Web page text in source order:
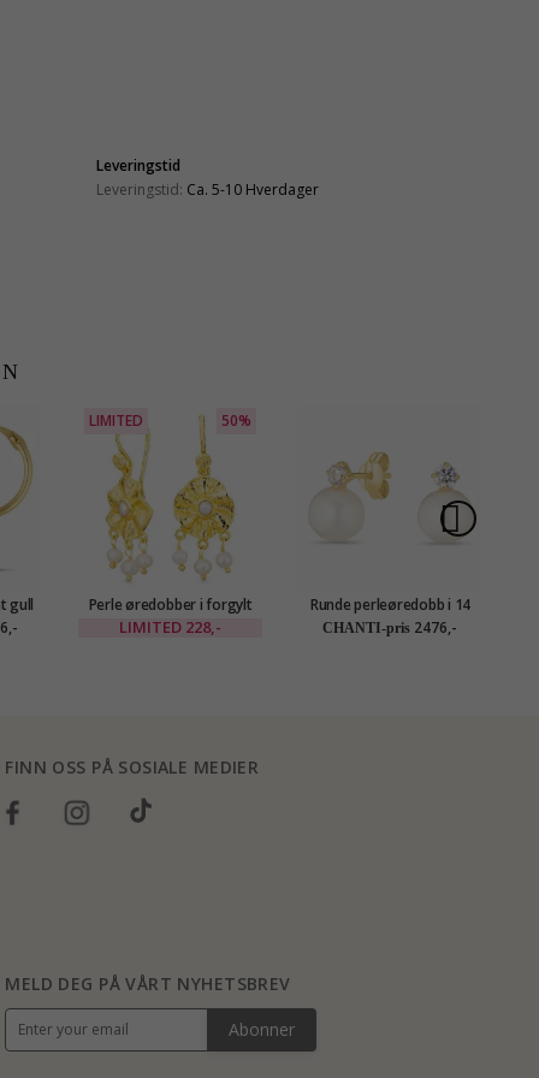
Leveringstid
Leveringstid: Ca. 5-10 Hverdager
gull
LIMITED 50%
Perle øredobber i forgylt
messing - Eliné
LIMITED 228,-
Runde perleøredobb i 14
karat gull med zirkon -
Gold Collection
CHANTI-pris 2476,-
FINN OSS PÅ SOSIALE MEDIER
MELD DEG PÅ VÅRT NYHETSBREV
Abonner